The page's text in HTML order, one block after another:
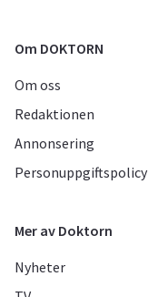
Om DOKTORN
Om oss
Redaktionen
Annonsering
Personuppgiftspolicy
Mer av Doktorn
Nyheter